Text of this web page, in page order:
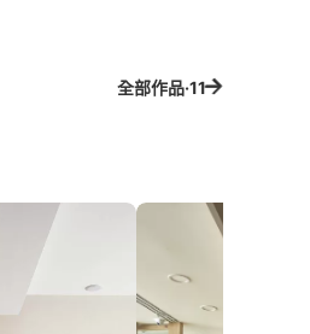
全部作品·11